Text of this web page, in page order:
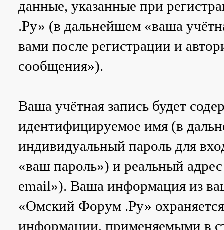
данные, указанные при
.Ру» (в дальнейшем «ваша
вами после регистрации и
сообщения»).
Ваша учётная запись будет
идентифицируемое имя (в
индивидуальный пароль для
«ваш пароль») и реальный
email»). Ваша информация из
«Омский Форум .Ру»
информации, применяемыми в